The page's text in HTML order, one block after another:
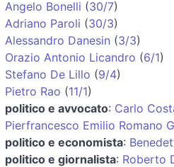
Angelo Bonelli (30/7)
Adriano Paroli (30/3)
Alessandro Danesin (3/3)
Orazio Antonio Licandro (6/1)
Stefano De Lillo (9/4)
Pietro Rao (11/1)
politico e avvocato: Carlo
Pierfrancesco Emilio Romano
politico e economista:
politico e giornalista: Roberto